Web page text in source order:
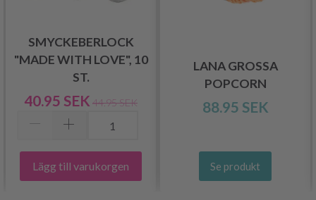
SMYCKEBERLOCK
"MADE WITH LOVE", 10
ST.
40.95 SEK 44.95 SEK
Lägg till varukorgen
LANA GROSSA
POPCORN
88.95 SEK
Se produkt